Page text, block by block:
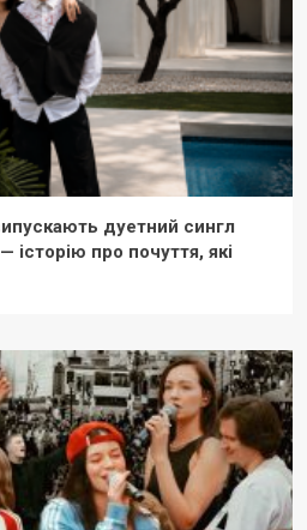
дуетний сингл
про почуття, які